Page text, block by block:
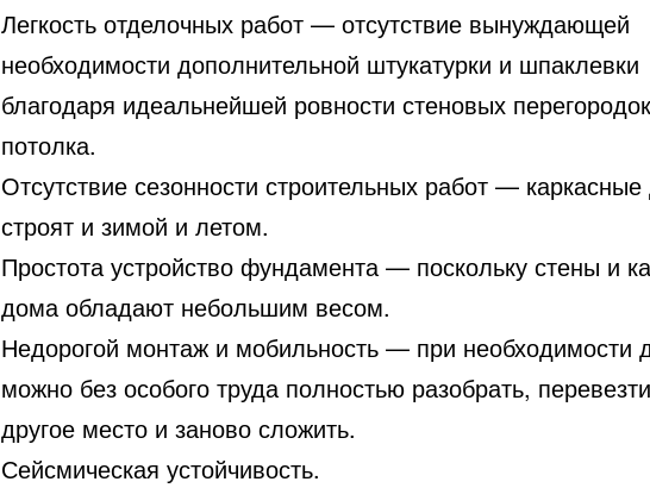
Легкость отделочных работ — отсутствие вынуждающей
необходимости дополнительной штукатурки и шпаклевки
благодаря идеальнейшей ровности стеновых
потолка.
Отсутствие сезонности строительных работ —
строят и зимой и летом.
Простота устройство фундамента — поскольку стены и
дома обладают небольшим весом.
Недорогой монтаж и мобильность — при необходимости
можно без особого труда полностью разобрать,
другое место и заново сложить.
Сейсмическая устойчивость.